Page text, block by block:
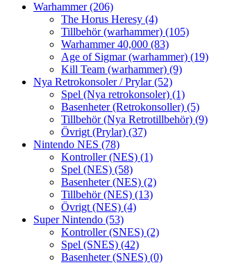
Warhammer(206)
The Horus Heresy (4)
Tillbehör (warhammer) (105)
Warhammer 40,000 (83)
Age of Sigmar (warhammer) (19)
Kill Team (warhammer) (9)
Nya Retrokonsoler / Prylar(52)
Spel (Nya retrokonsoler) (1)
Basenheter (Retrokonsoller) (5)
Tillbehör (Nya Retrotillbehör) (9)
Övrigt (Prylar) (37)
Nintendo NES (78)
Kontroller (NES) (1)
Spel (NES) (58)
Basenheter (NES) (2)
Tillbehör (NES) (13)
Övrigt (NES) (4)
Super Nintendo (53)
Kontroller (SNES) (2)
Spel (SNES) (42)
Basenheter (SNES) (0)